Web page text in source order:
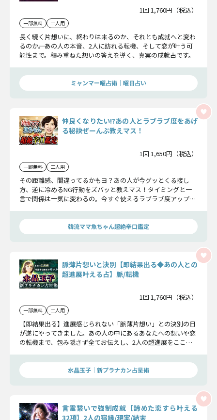
1回 1,760円（税込）
一部無料 二人用
長く続く片想いに、終わりは来るのか、それとも成就へと変わ
るのか――。あの人の本音、2人に訪れる転機、そして恋が叶う可
能性まで。積み重ねた想いの答えを導く、真実の成就占です。
ミャンマー曜占術│曜日占い
仲良くなりたい!?あの人とラブラブ度をあげ
る秘訣ぜーんぶ教えマス！
1回 1,650円（税込）
一部無料 二人用
その距離感、間違ってるかもヨ？あの人が今グッとくる接し
方、逆に冷めるNG行動をズバッと教えマス！タイミングと一
言で関係は一気に変わるの。今すぐ使えるラブラブ度アップの
韓流ママ魚ちゃん超絶辛口鑑定
脈薄片想いと決別【即結果出る◆あの人との
超進展叶える占】脈/転機
1回 1,760円（税込）
一部無料 二人用
【即結果出る】進展感じられない「脈薄片想い」との決別の日
が遂にやってきました。あの人の中にあるあなたへの想いや恋
の転機まで、包み隠さず全てお伝えし、2人の超進展をここで
水晶玉子｜新プラナカン占星術
言霊繋いで強制成就【諦めた恋すら叶える
32項】2人の宿縁/現実/結末